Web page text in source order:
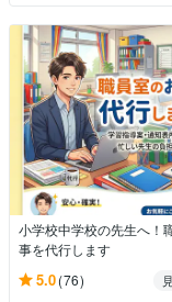
小学校中学校の先生へ！
事を代行します
5.0(76)